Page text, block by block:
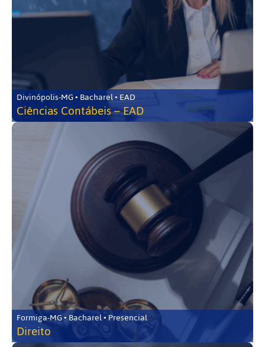
Divinópolis-MG • Bacharel • EAD
Ciências Contábeis – EAD
Formiga-MG • Bacharel • Presencial
Direito